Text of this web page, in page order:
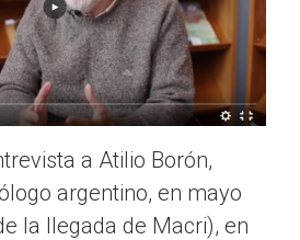
a Atilio Borón,
argentino, en mayo
la llegada de Macri), en